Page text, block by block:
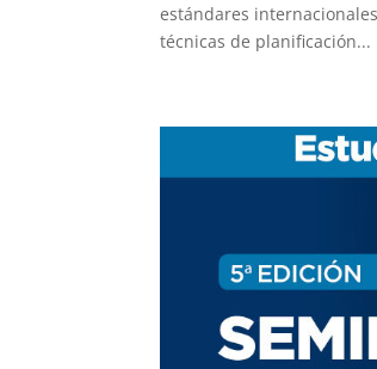
estándares
técnicas de planificación...